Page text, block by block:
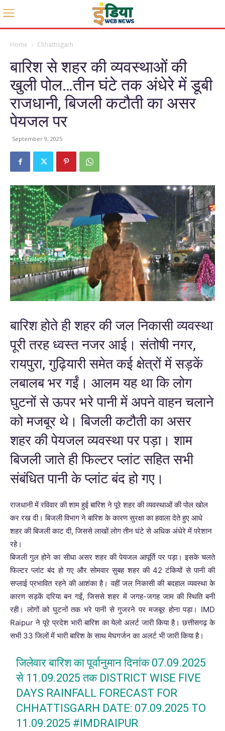
Home Chhattisgarh
बारिश से शहर की व्यवस्थाओं की
खुली पोल…तीन घंटे तक अंधेरे में डूबी
राजधानी, बिजली कटौती का असर
पेयजल पर
September 9, 2025
बारिश होते ही शहर की जल निकासी व्यवस्था
पूरी तरह ध्वस्त नजर आई। संतोषी नगर,
रायपुरा, गुढ़ियारी समेत कई क्षेत्रों में सड़कें
लबालब भर गईं। आलम यह था कि लोग
घुटनों से ऊपर भरे पानी में अपने वाहन चलाने
को मजबूर थे। बिजली कटौती का असर
शहर की पेयजल व्यवस्था पर पड़ा। शाम
बिजली जाते ही फिल्टर प्लांट सहित सभी
संबंधित पानी के प्लांट बंद हो गए।
राजधानी में रविवार की शाम हुई बारिश ने पूरे शहर की व्यवस्थाओं की पोल खोल
कर रख दी। बिजली विभाग ने बारिश के कारण सुरक्षा का हवाला देते हुए आधे
शहर की बिजली काट दी, जिससे लाखों लोग तीन घंटे से अधिक अंधेरे में परेशान
रहे।
बिजली गुल होने का सीधा असर शहर की पेयजल आपूर्ति पर पड़ा। इसके चलते
फिल्टर प्लांट बंद हो गए और सोमवार सुबह शहर की 42 टंकियों से पानी की
सप्लाई प्रभावित रहने की आशंका है। वहीं जल निकासी की बदहाल व्यवस्था के
कारण सड़कें दरिया बन गईं, जिससे शहर में जगह-जगह जाम की स्थिति बनी
रही। लोगों को घुटनों तक भरे पानी से गुजरने पर मजबूर होना पड़ा। IMD
Raipur ने पूरे प्रदेश भारी बारिश का येलो अलर्ट जारी किया है। छत्तीसगढ़ के
सभी 33 जिलों में भारी बारिश के साथ मेघगर्जन का अलर्ट भी जारी किया है।
जिलेवार बारिश का पूर्वानुमान दिनांक 07.09.2025
से 11.09.2025 तक DISTRICT WISE FIVE
DAYS RAINFALL FORECAST FOR
CHHATTISGARH DATE: 07.09.2025 TO
11.09.2025 #IMDRAIPUR